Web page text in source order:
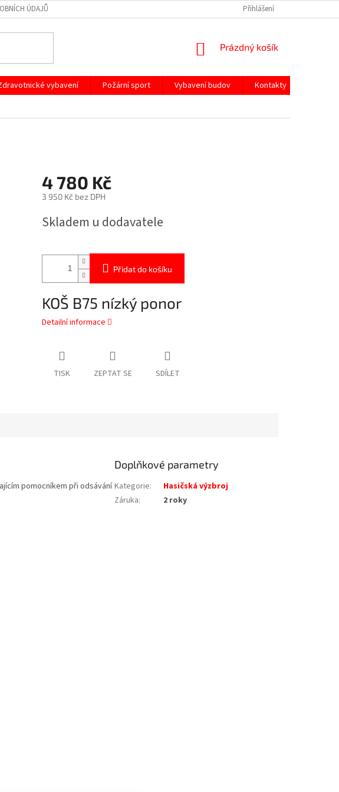
ÚDAJŮ Přihlášení
NÁKUPNÍ
Prázdný košík
vybavení Požární sport Vybavení budov
Kontakty
4 780 Kč
3 950 Kč bez DPH
cena:
Skladem u dodavatele
Přidat do košíku
KOŠ B75 nízký ponor
Detailní informace
TISK ZEPTAT SE SDÍLET
pomocníkem při odsávání
Doplňkové parametry
Kategorie:
Hasičská výzbroj
Záruka: 2 roky